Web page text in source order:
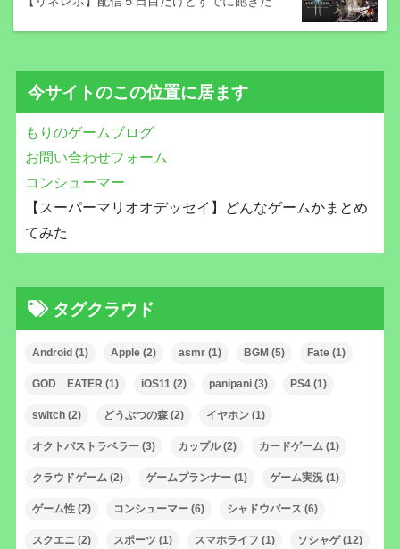
今サイトのこの位置に居ます
もりのゲームブログ
お問い合わせフォーム
コンシューマー
【スーパーマリオオデッセイ】どんなゲームかまとめ
てみた
タグクラウド
Android (1) Apple(2) asmr(1) BGM (5) Fate(1)
GOD EATER (1) iOS11(2) panipani(3) PS4(1)
switch(2) どうぶつの森(2) イヤホン(1)
オクトパストラベラー(3) カップル(2) カードゲーム(1)
クラウドゲーム(2) ゲームプランナー(1) ゲーム実況(1)
ゲーム性(2) コンシューマー(6) シャドウバース (6)
スクエニ(2) スポーツ (1) スマホライフ (1) ソシャゲ(12)